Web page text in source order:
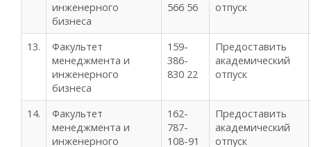
инженерного
бизнеса
566 56
отпуск
13.
Факультет
менеджмента и
инженерного
бизнеса
159-
386-
830 22
Предоставить
академический
отпуск
14.
Факультет
менеджмента и
инженерного
162-
787-
108-91
Предоставить
академический
отпуск